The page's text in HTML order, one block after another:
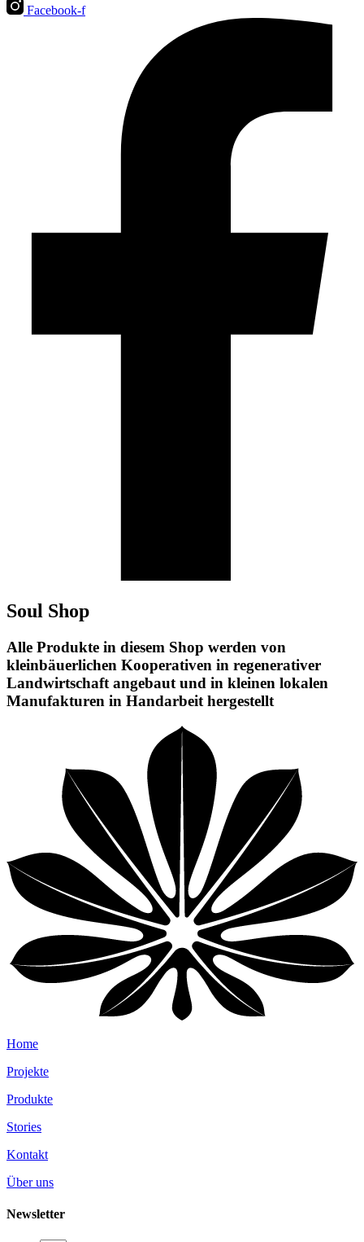
Facebook-f
Soul Shop
Alle Produkte in diesem Shop werden von
kleinbäuerlichen Kooperativen in regenerativer
Landwirtschaft angebaut und in kleinen lokalen
Manufakturen in Handarbeit hergestellt
Home
Projekte
Produkte
Stories
Kontakt
Über uns
Newsletter